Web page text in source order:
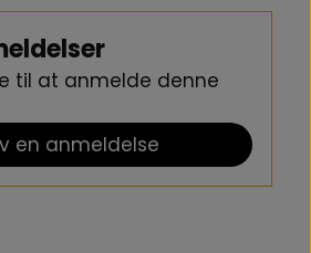
til at anmelde denne
en anmeldelse